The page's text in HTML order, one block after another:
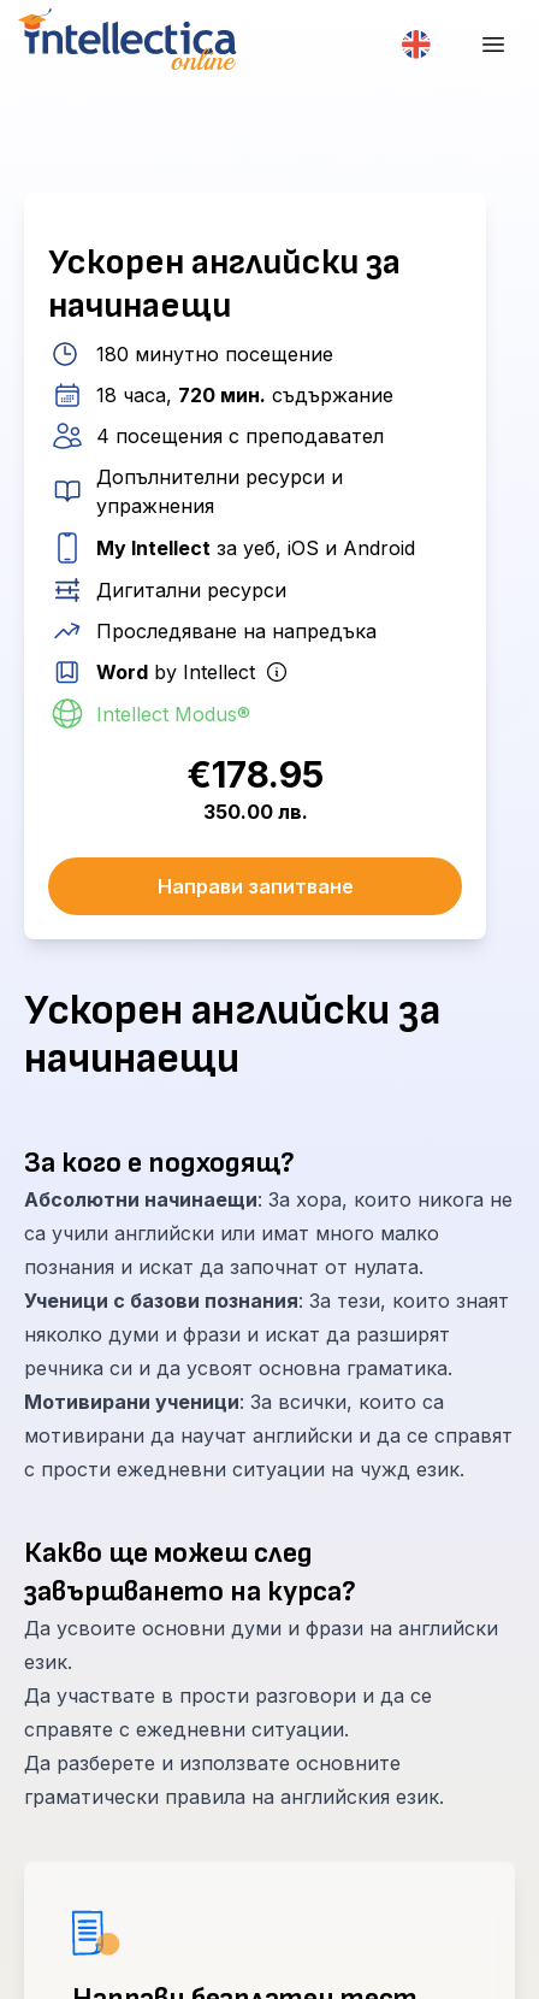
Ускорен английски за
начинаещи
За кого е подходящ?
Абсолютни начинаещи: За хора, които никога не
са учили английски или имат много малко
познания и искат да започнат от нулата.
Ученици с базови познания: За тези, които знаят
няколко думи и фрази и искат да разширят
речника си и да усвоят основна граматика.
Мотивирани ученици: За всички, които са
мотивирани да научат английски и да се справят
с прости ежедневни ситуации на чужд език.
Какво ще можеш след
завършването на курса?
Да усвоите основни думи и фрази на английски
език.
Да участвате в прости разговори и да се
справяте с ежедневни ситуации.
Да разберете и използвате основните
граматически правила на английския език.
Ускорен английски за
начинаещи
180 минутно посещение
18 часа, 720 мин. съдържание
4 посещения с преподавател
Допълнителни ресурси и
упражнения
My Intellect за уеб, iOS и Android
Дигитални ресурси
Проследяване на напредъка
Word by Intellect
Intellect Modus®
€178.95
350.00 лв.
Направи запитване